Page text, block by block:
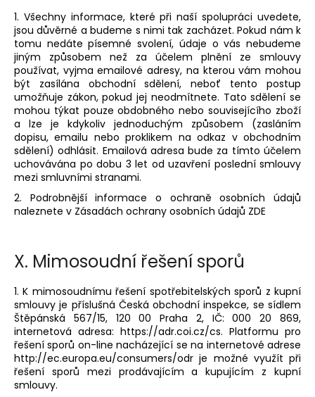
1. Všechny informace, které při naší spolupráci uvedete,
jsou důvěrné a budeme s nimi tak zacházet. Pokud nám k
tomu nedáte písemné svolení, údaje o vás nebudeme
jiným způsobem než za účelem plnění ze smlouvy
používat, vyjma emailové adresy, na kterou vám mohou
být zasílána obchodní sdělení, neboť tento postup
umožňuje zákon, pokud jej neodmítnete. Tato sdělení se
mohou týkat pouze obdobného nebo souvisejícího zboží
a lze je kdykoliv jednoduchým způsobem (zasláním
dopisu, emailu nebo proklikem na odkaz v obchodním
sdělení) odhlásit. Emailová adresa bude za tímto účelem
uchovávána po dobu 3 let od uzavření poslední smlouvy
mezi smluvními stranami.
2. Podrobnější informace o ochraně osobních údajů
naleznete v Zásadách ochrany osobních údajů ZDE
X. Mimosoudní řešení sporů
1. K mimosoudnímu řešení spotřebitelských sporů z kupní
smlouvy je příslušná Česká obchodní inspekce, se sídlem
Štěpánská 567/15, 120 00 Praha 2, IČ: 000 20 869,
internetová adresa: https://adr.coi.cz/cs. Platformu pro
řešení sporů on-line nacházející se na internetové adrese
http://ec.europa.eu/consumers/odr je možné využít při
řešení sporů mezi prodávajícím a kupujícím z kupní
smlouvy.